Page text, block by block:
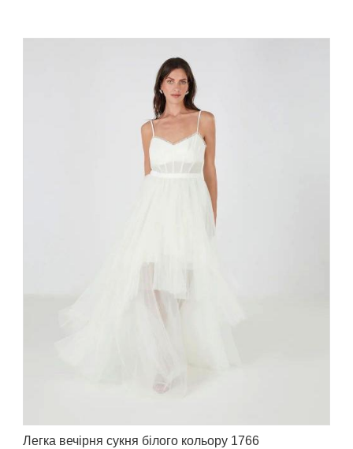
Легка вечірня сукня білого кольору 1766